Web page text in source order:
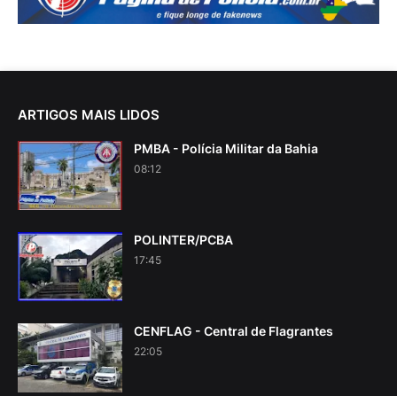
ARTIGOS MAIS LIDOS
PMBA - Polícia Militar da Bahia
08:12
POLINTER/PCBA
17:45
CENFLAG - Central de Flagrantes
22:05